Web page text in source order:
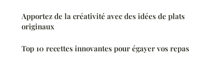
Apportez de la créativité avec des idées de plats
originaux
Top 10 recettes innovantes pour égayer vos repas